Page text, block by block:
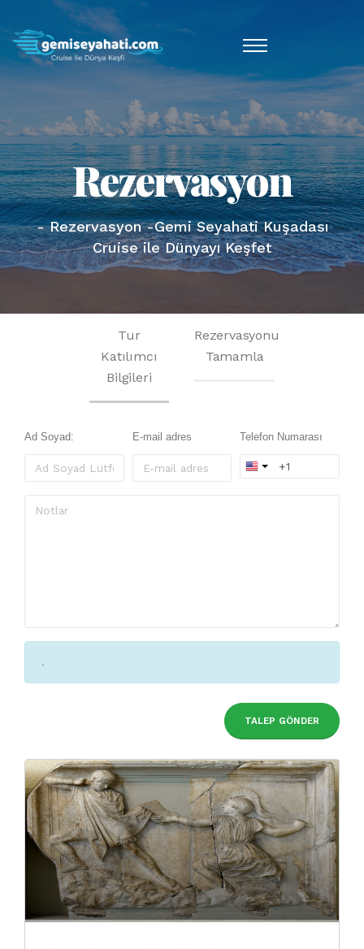
Rezervasyon
- Rezervasyon -Gemi Seyahati Kuşadası
Cruise ile Dünyayı Keşfet
Tur
Katılımcı
Bilgileri
Rezervasyonu
Tamamla
Ad Soyad: E-mail adres Telefon Numarası
.
TALEP GÖNDER